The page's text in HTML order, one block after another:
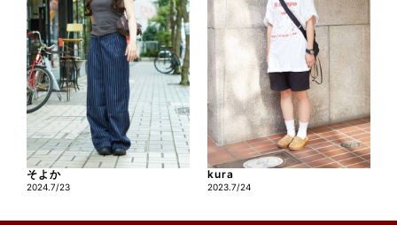
そよか
2024.7/23
kura
2023.7/24